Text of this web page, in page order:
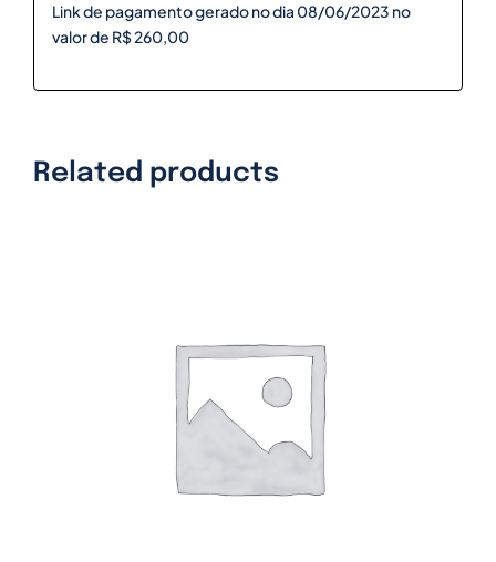
Link de pagamento gerado no dia 08/06/2023 no
valor de R$ 260,00
Related products